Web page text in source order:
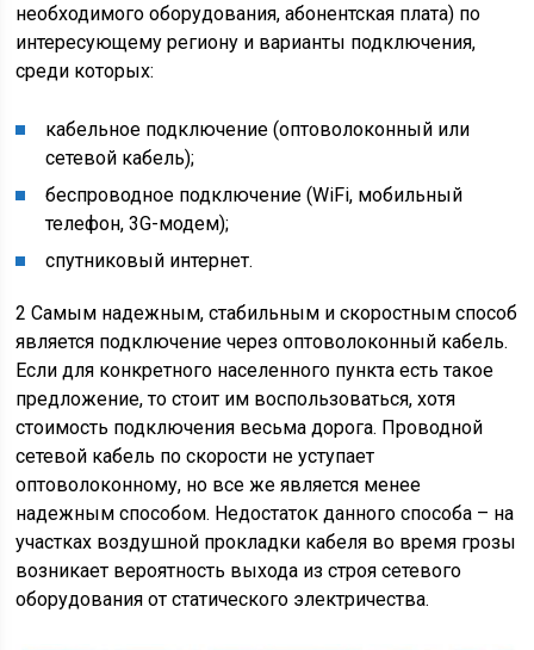
необходимого оборудования, абонентская плата) по
интересующему региону и варианты подключения,
среди которых:
кабельное подключение (оптоволоконный или
сетевой кабель);
беспроводное подключение (WiFi, мобильный
телефон, 3G-модем);
спутниковый интернет.
2 Самым надежным, стабильным и скоростным способ
является подключение через оптоволоконный кабель.
Если для конкретного населенного пункта есть такое
предложение, то стоит им воспользоваться, хотя
стоимость подключения весьма дорога. Проводной
сетевой кабель по скорости не уступает
оптоволоконному, но все же является менее
надежным способом. Недостаток данного способа – на
участках воздушной прокладки кабеля во время грозы
возникает вероятность выхода из строя сетевого
оборудования от статического электричества.